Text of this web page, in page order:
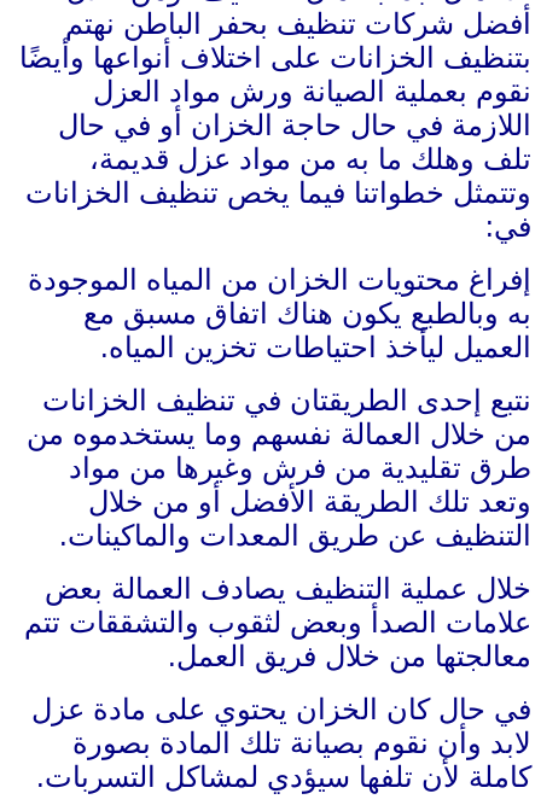
أفضل شركات تنظيف بحفر الباطن نهتم
بتنظيف الخزانات على اختلاف أنواعها وأيضًا
نقوم بعملية الصيانة ورش مواد العزل
اللازمة في حال حاجة الخزان أو في حال
تلف وهلك ما به من مواد عزل قديمة،
وتتمثل خطواتنا فيما يخص تنظيف الخزانات
في:
إفراغ محتويات الخزان من المياه الموجودة
به وبالطبع يكون هناك اتفاق مسبق مع
العميل ليأخذ احتياطات تخزين المياه.
نتبع إحدى الطريقتان في تنظيف الخزانات
من خلال العمالة نفسهم وما يستخدموه من
طرق تقليدية من فرش وغيرها من مواد
وتعد تلك الطريقة الأفضل أو من خلال
التنظيف عن طريق المعدات والماكينات.
خلال عملية التنظيف يصادف العمالة بعض
علامات الصدأ وبعض لثقوب والتشققات تتم
معالجتها من خلال فريق العمل.
في حال كان الخزان يحتوي على مادة عزل
لابد وأن نقوم بصيانة تلك المادة بصورة
كاملة لأن تلفها سيؤدي لمشاكل التسربات.